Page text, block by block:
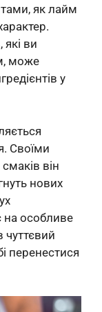
як лайм
які ви
може
у
Своїми
він
нових
на особливе
чуттєвий
перенестися